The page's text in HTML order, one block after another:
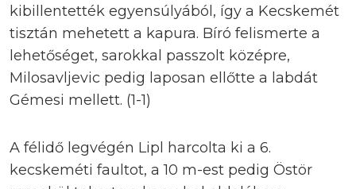
kibillentették egyensúlyából, így a Kecskemét
tisztán mehetett a kapura. Bíró felismerte a
lehetőséget, sarokkal passzolt középre,
Milosavljevic pedig laposan ellőtte a labdát
Gémesi mellett. (1-1)
A félidő legvégén Lipl harcolta ki a 6.
kecskeméti faultot, a 10 m-est pedig Östör